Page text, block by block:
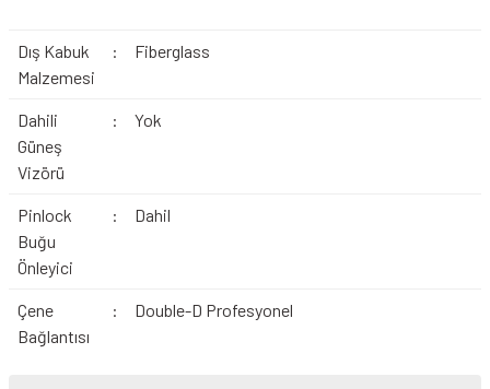
Dış Kabuk
Malzemesi
: Fiberglass
Dahili
Güneş
Vizörü
: Yok
Pinlock
Buğu
Önleyici
: Dahil
Çene
Bağlantısı
: Double-D Profesyonel